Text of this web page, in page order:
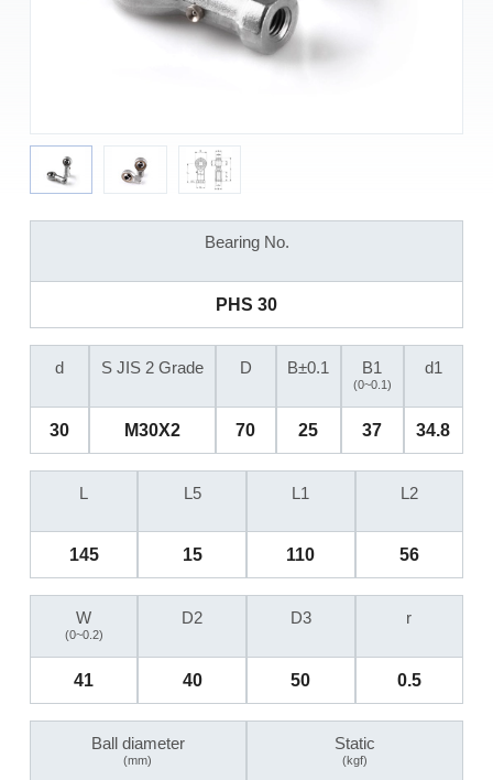
Bearing No.
PHS 30
d
30
S JIS 2 Grade
M30X2
D
70
B±0.1
25
B1
(0~0.1)
37
d1
34.8
L
145
L5
15
L1
110
L2
56
W
(0~0.2)
41
D2
40
D3
50
r
0.5
Ball diameter
(mm)
Static
(kgf)